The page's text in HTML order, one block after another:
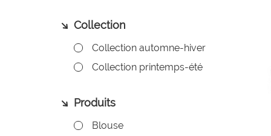
Collection
Collection automne-hiver
Collection printemps-été
Produits
Blouse